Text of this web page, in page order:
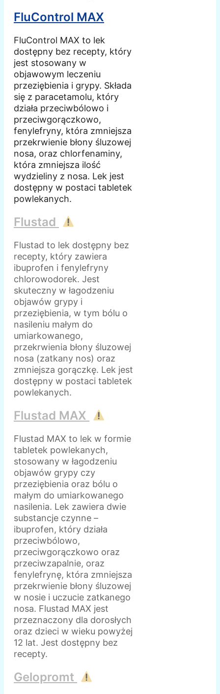
FluControl MAX
FluControl MAX to lek
dostępny bez recepty, który
jest stosowany w
objawowym leczeniu
przeziębienia i grypy. Składa
się z paracetamolu, który
działa przeciwbólowo i
przeciwgorączkowo,
fenylefryny, która zmniejsza
przekrwienie błony śluzowej
nosa, oraz chlorfenaminy,
która zmniejsza ilość
wydzieliny z nosa. Lek jest
dostępny w postaci tabletek
powlekanych.
Flustad
Flustad to lek dostępny bez
recepty, który zawiera
ibuprofen i fenylefryny
chlorowodorek. Jest
skuteczny w łagodzeniu
objawów grypy i
przeziębienia, w tym bólu o
nasileniu małym do
umiarkowanego,
przekrwienia błony śluzowej
nosa (zatkany nos) oraz
zmniejsza gorączkę. Lek jest
dostępny w postaci tabletek
powlekanych.
Flustad MAX
Flustad MAX to lek w formie
tabletek powlekanych,
stosowany w łagodzeniu
objawów grypy czy
przeziębienia oraz bólu o
małym do umiarkowanego
nasilenia. Lek zawiera dwie
substancje czynne –
ibuprofen, który działa
przeciwbólowo,
przeciwgorączkowo oraz
przeciwzapalnie, oraz
fenylefrynę, która zmniejsza
przekrwienie błony śluzowej
w nosie i uczucie zatkanego
nosa. Flustad MAX jest
przeznaczony dla dorosłych
oraz dzieci w wieku powyżej
12 lat. Jest dostępny bez
recepty.
Gelopromt